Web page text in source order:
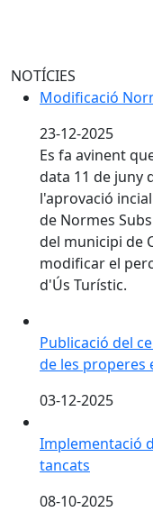
NOTÍCIES
Modificació
23-12-2025
Es fa avinent
data 11 de juny
l'aprovació
de Normes
del municipi de
modificar el
d'Ús Turístic.
Publicació del
de les properes
03-12-2025
Implementació
tancats
08-10-2025